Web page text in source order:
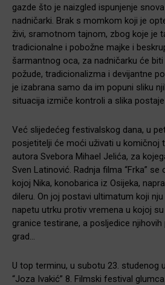
gazde što je naizgled ispunjenje
nadničarki. Brak s momkom koji je
živi, sramotnom tajnom, zbog koje je
tradicionalne i pobožne majke i
šarmantnog oca, za nadničarku će
požude, tradicionalizma i devijantne
je izabrana samo da im popuni sliku
situacija izmiče kontroli a slika postaje
Već slijedećeg festivalskog dana, u
posjetitelji će moći uživati u komičnoj
autora Svebora Mihael Jelića, za
Sven Latinović. Radnja filma “Frka”
kojoj Nika, konobarica iz Osijeka,
dileru. On joj postavi ultimatum koji
napetu utrku protiv vremena u kojoj
granice testirane, a posljedice
grad…
U top terminu, u subotu 23. studenog
“Joza Ivakić” 8. Filmski festival